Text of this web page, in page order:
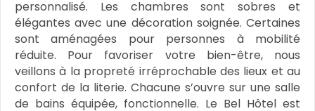
personnalisé. Les chambres sont sobres et
élégantes avec une décoration soignée. Certaines
sont aménagées pour personnes à mobilité
réduite. Pour favoriser votre bien-être, nous
veillons à la propreté irréprochable des lieux et au
confort de la literie. Chacune s’ouvre sur une salle
de bains équipée, fonctionnelle. Le Bel Hôtel est